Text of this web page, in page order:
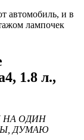
автомобиль, и в
лампочек
1.8 л.,
НА ОДИН
ДУМАЮ